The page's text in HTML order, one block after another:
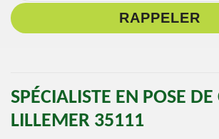
SPÉCIALISTE EN POSE DE
LILLEMER 35111